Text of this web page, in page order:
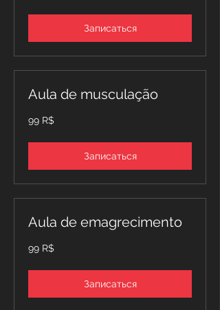
Записаться
Aula de musculação
бразильских
99 R$
Записаться
Aula de emagrecimento
бразильских
99 R$
Записаться